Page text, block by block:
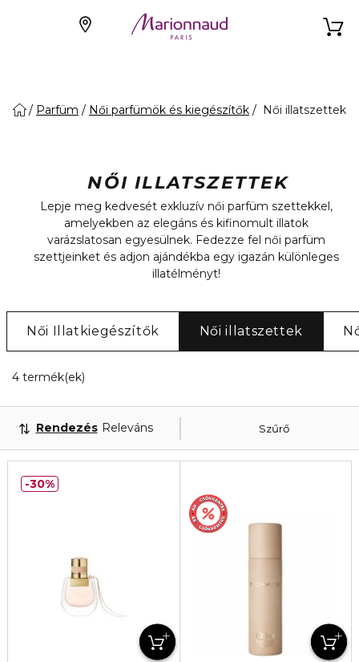
Parfüm Női parfümök és kiegészítők Női illatszettek
NŐI ILLATSZETTEK
Lepje meg kedvesét exkluzív női parfüm szettekkel,
amelyekben az elegáns és kifinomult illatok
varázslatosan egyesülnek. Fedezze fel női parfüm
szettjeinket és adjon ajándékba egy igazán különleges
illatélményt!
Női Illatkiegészítők Női illatszettek
4 termék(ek)
Szűrő
Rendezés Releváns
30%